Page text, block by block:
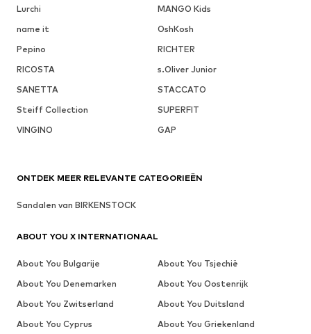
Lurchi
MANGO Kids
name it
OshKosh
Pepino
RICHTER
RICOSTA
s.Oliver Junior
SANETTA
STACCATO
Steiff Collection
SUPERFIT
VINGINO
GAP
ONTDEK MEER RELEVANTE CATEGORIEËN
Sandalen van BIRKENSTOCK
ABOUT YOU X INTERNATIONAAL
About You Bulgarije
About You Tsjechië
About You Denemarken
About You Oostenrijk
About You Zwitserland
About You Duitsland
About You Cyprus
About You Griekenland